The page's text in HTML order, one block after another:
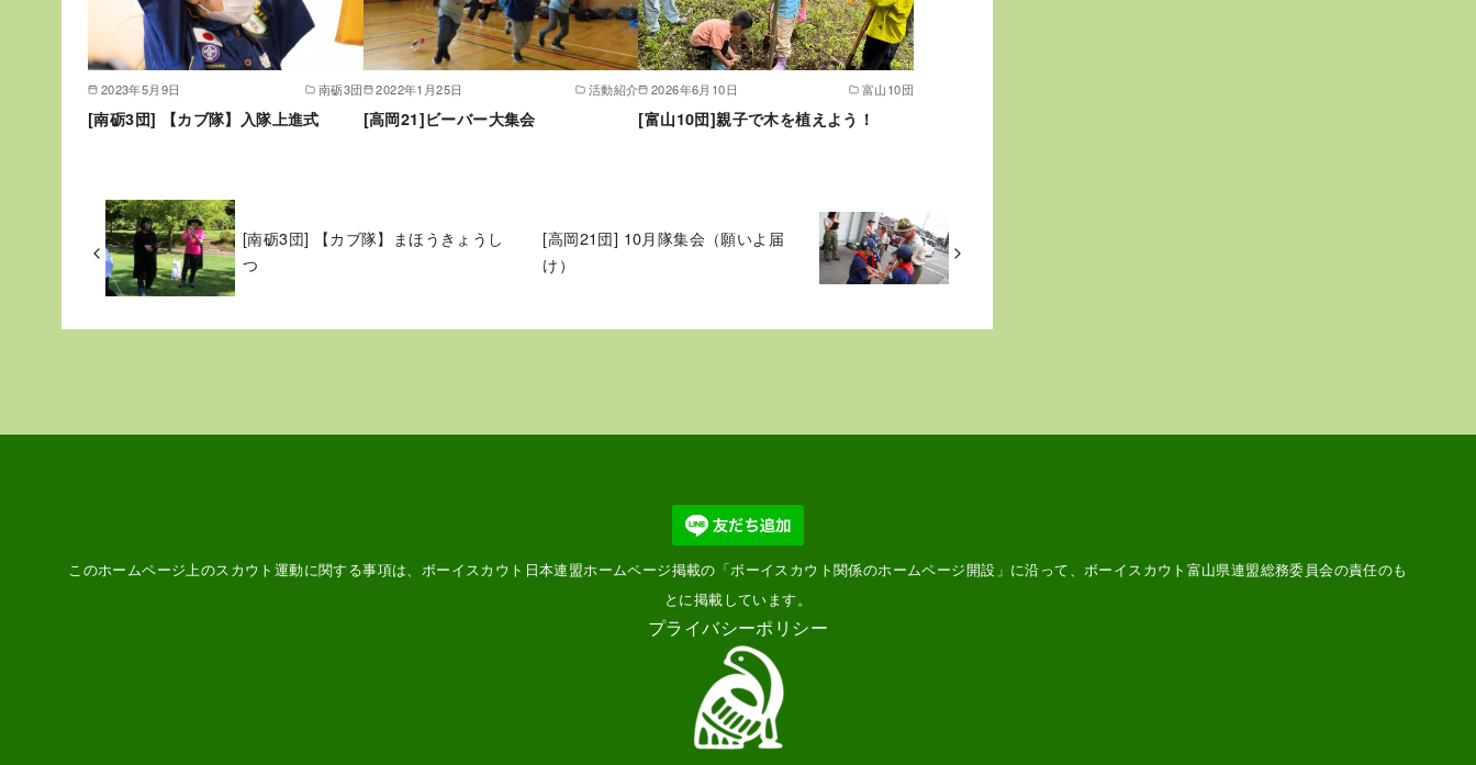
2023年5月9日 南砺3団
[南砺3団] 【カブ隊】入隊上進式
2022年1月25日 活動紹介
[高岡21]ビーバー大集会
2026年6月10日 富山10団
[富山10団]親子で木を植えよう！
[南砺3団] 【カブ隊】まほうきょうし
つ
[高岡21団] 10月隊集会（願いよ届
け）
このホームページ上のスカウト運動に関する事項は、ボーイスカウト日本連盟ホームページ掲載の「ボーイスカウト関係のホームページ開設 」に沿って、ボーイスカウト富山県連盟総務委員会の責任のも
とに掲載しています。
プライバシーポリシー